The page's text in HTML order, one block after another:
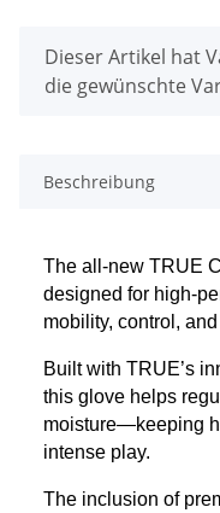
x
Dieser Artikel hat
die gewünschte
Beschreibung
The all-new TRUE
designed for high-
mobility, control,
Built with TRUE’s
this glove helps
moisture—keeping
intense play.
The inclusion of